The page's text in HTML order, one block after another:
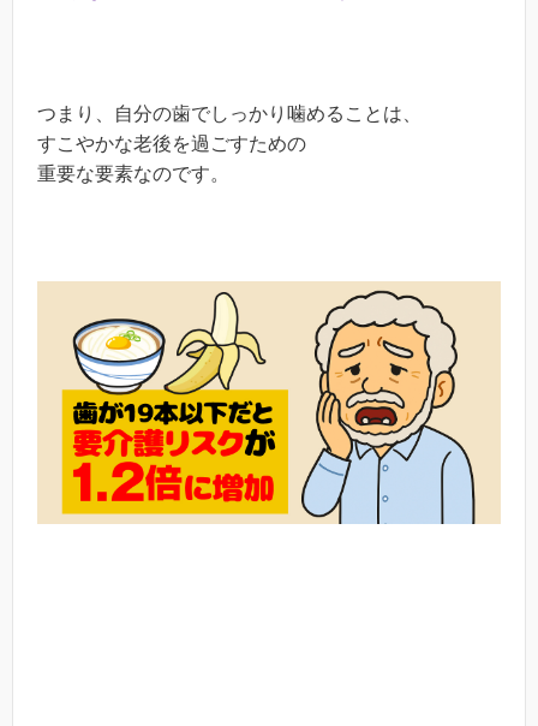
つまり、自分の歯でしっかり噛めることは、
すこやかな老後を過ごすための
重要な要素なのです。